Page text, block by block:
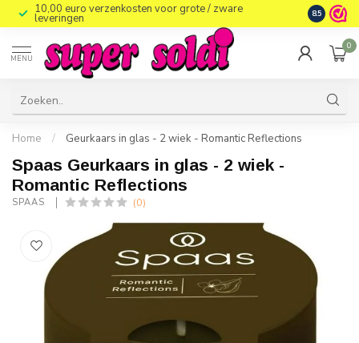
10,00 euro verzenkosten voor grote / zware
leveringen 8.5
MENU
0
Home / Geurkaars in glas - 2 wiek - Romantic Reflections
Spaas Geurkaars in glas - 2 wiek -
Romantic Reflections
SPAAS (0)